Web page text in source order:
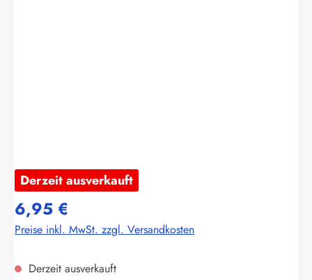
Derzeit ausverkauft
6,95 €
Preise inkl. MwSt. zzgl. Versandkosten
Derzeit ausverkauft